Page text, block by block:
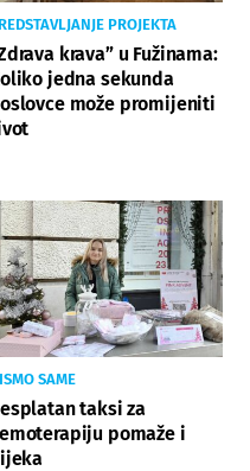
PROJEKTA
krava” u Fužinama:
jedna sekunda
može promijeniti
SAME
taksi za
pomaže i